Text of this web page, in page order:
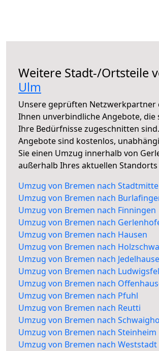
Weitere Stadt-/Ortsteile
Ulm
Unsere geprüften Netzwerkpartner
Ihnen unverbindliche Angebote, die
Ihre Bedürfnisse zugeschnitten
Angebote sind kostenlos,
Sie einen Umzug innerhalb von
außerhalb Ihres aktuellen Standorts
Umzug von Bremen nach Stadtmitte
Umzug von Bremen nach
Umzug von Bremen nach Finningen
Umzug von Bremen nach
Umzug von Bremen nach Hausen
Umzug von Bremen nach
Umzug von Bremen nach
Umzug von Bremen nach
Umzug von Bremen nach
Umzug von Bremen nach Pfuhl
Umzug von Bremen nach Reutti
Umzug von Bremen nach
Umzug von Bremen nach Steinheim
Umzug von Bremen nach Weststadt